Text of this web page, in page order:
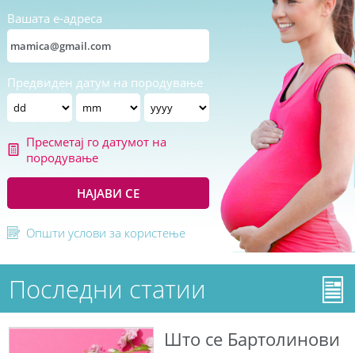
Вашата е-адреса
Предвиден датум на породување
Пресметај го датумот на
породување
НАЈАВИ СЕ
Општи услови за користење
Последни статии
Што се Бартолинови